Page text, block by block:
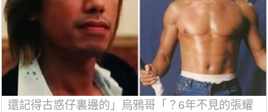
還記得古惑仔裏邊的」烏鴉哥「？6年不見的張耀